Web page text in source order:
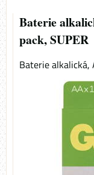
Baterie
pack, SUPER
Baterie alkalická,